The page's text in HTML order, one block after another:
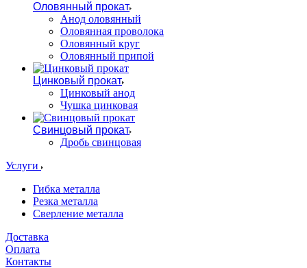
Оловянный прокат
Анод оловянный
Оловянная проволока
Оловянный круг
Оловянный припой
Цинковый прокат
Цинковый анод
Чушка цинковая
Свинцовый прокат
Дробь свинцовая
Услуги
Гибка металла
Резка металла
Сверление металла
Доставка
Оплата
Контакты